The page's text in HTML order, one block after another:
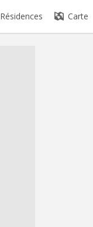
Résidences Carte